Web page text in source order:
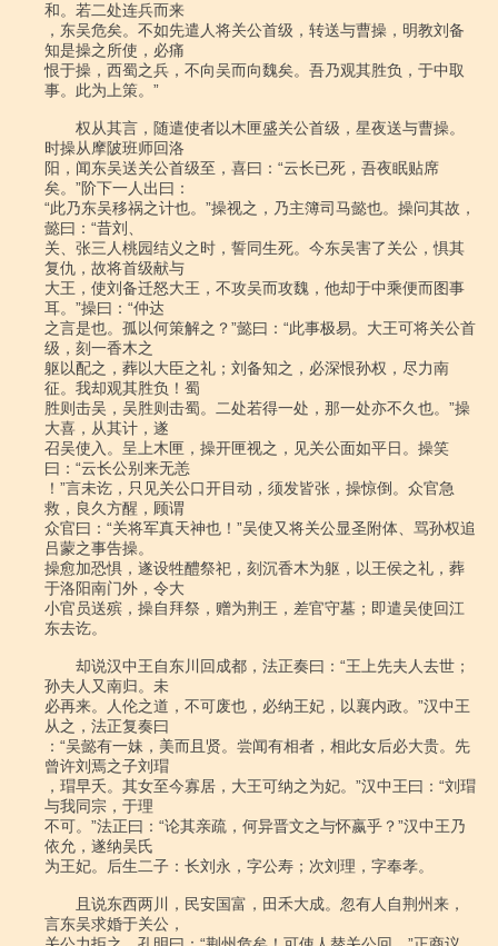
和。若二处连兵而来
，东吴危矣。不如先遣人将关公首级，转送与曹操，明教刘备
知是操之所使，必痛
恨于操，西蜀之兵，不向吴而向魏矣。吾乃观其胜负，于中取
事。此为上策。”
权从其言，随遣使者以木匣盛关公首级，星夜送与曹操。
时操从摩陂班师回洛
阳，闻东吴送关公首级至，喜曰：“云长已死，吾夜眠贴席
矣。”阶下一人出曰：
“此乃东吴移祸之计也。”操视之，乃主簿司马懿也。操问其故，
懿曰：“昔刘、
关、张三人桃园结义之时，誓同生死。今东吴害了关公，惧其
复仇，故将首级献与
大王，使刘备迁怒大王，不攻吴而攻魏，他却于中乘便而图事
耳。”操曰：“仲达
之言是也。孤以何策解之？”懿曰：“此事极易。大王可将关公首
级，刻一香木之
躯以配之，葬以大臣之礼；刘备知之，必深恨孙权，尽力南
征。我却观其胜负！蜀
胜则击吴，吴胜则击蜀。二处若得一处，那一处亦不久也。”操
大喜，从其计，遂
召吴使入。呈上木匣，操开匣视之，见关公面如平日。操笑
曰：“云长公别来无恙
！”言未讫，只见关公口开目动，须发皆张，操惊倒。众官急
救，良久方醒，顾谓
众官曰：“关将军真天神也！”吴使又将关公显圣附体、骂孙权追
吕蒙之事告操。
操愈加恐惧，遂设牲醴祭祀，刻沉香木为躯，以王侯之礼，葬
于洛阳南门外，令大
小官员送殡，操自拜祭，赠为荆王，差官守墓；即遣吴使回江
东去讫。
却说汉中王自东川回成都，法正奏曰：“王上先夫人去世；
孙夫人又南归。未
必再来。人伦之道，不可废也，必纳王妃，以襄内政。”汉中王
从之，法正复奏曰
：“吴懿有一妹，美而且贤。尝闻有相者，相此女后必大贵。先
曾许刘焉之子刘瑁
，瑁早夭。其女至今寡居，大王可纳之为妃。”汉中王曰：“刘瑁
与我同宗，于理
不可。”法正曰：“论其亲疏，何异晋文之与怀嬴乎？”汉中王乃
依允，遂纳吴氏
为王妃。后生二子：长刘永，字公寿；次刘理，字奉孝。
且说东西两川，民安国富，田禾大成。忽有人自荆州来，
言东吴求婚于关公，